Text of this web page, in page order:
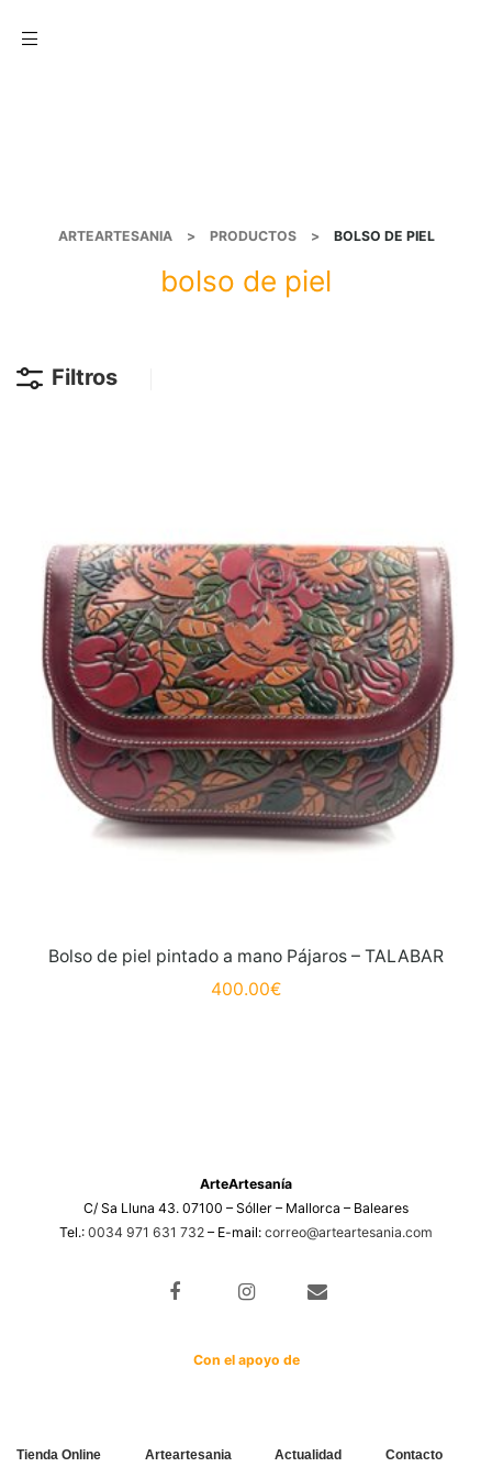
ARTEARTESANIA > PRODUCTOS > BOLSO DE PIEL
bolso de piel
Filtros
Bolso de piel pintado a mano Pájaros – TALABAR
400.00€
ArteArtesanía
C/ Sa Lluna 43. 07100 – Sóller – Mallorca – Baleares
Tel.: 0034 971 631 732 – E-mail: correo@arteartesania.com
Con el apoyo de
Tienda Online Arteartesania Actualidad Contacto